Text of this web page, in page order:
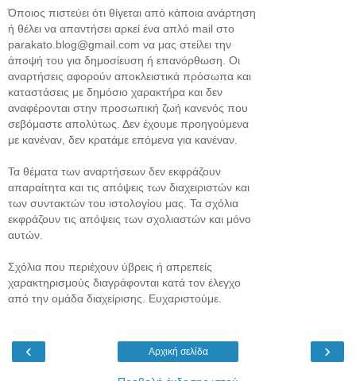
Όποιος πιστεύει ότι θίγεται από κάποια ανάρτηση
ή θέλει να απαντήσει αρκεί ένα απλό mail στο
parakato.blog@gmail.com να μας στείλει την
άποψή του για δημοσίευση ή επανόρθωση. Οι
αναρτήσεις αφορούν αποκλειστικά πρόσωπα και
καταστάσεις με δημόσιο χαρακτήρα και δεν
αναφέρονται στην προσωπική ζωή κανενός που
σεβόμαστε απολύτως. Δεν έχουμε προηγούμενα
με κανέναν, δεν κρατάμε επόμενα για κανέναν.
Τα θέματα των αναρτήσεων δεν εκφράζουν
απαραίτητα και τις απόψεις των διαχειριστών και
των συντακτών του ιστολογίου μας. Τα σχόλια
εκφράζουν τις απόψεις των σχολιαστών και μόνο
αυτών.
Σχόλια που περιέχουν ύβρεις ή απρεπείς
χαρακτηρισμούς διαγράφονται κατά τον έλεγχο
από την ομάδα διαχείρισης. Ευχαριστούμε.
‹ ›
Αρχική σελίδα